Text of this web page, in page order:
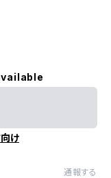
け
通報する